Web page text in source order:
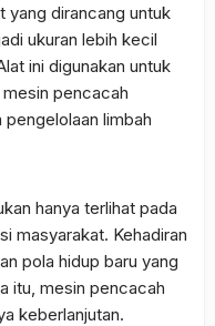
yang dirancang untuk
ukuran lebih kecil
ini digunakan untuk
pencacah
limbah
hanya terlihat pada
masyarakat. Kehadiran
pola hidup baru yang
itu, mesin pencacah
keberlanjutan.